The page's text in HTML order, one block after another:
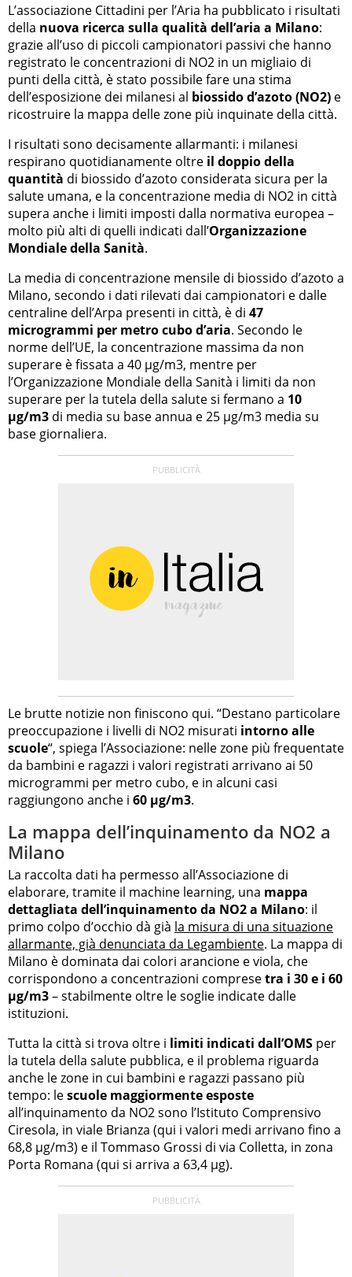
L’associazione Cittadini per l’Aria ha pubblicato i risultati
della nuova ricerca sulla qualità dell’aria a Milano:
grazie all’uso di piccoli campionatori passivi che hanno
registrato le concentrazioni di NO2 in un migliaio di
punti della città, è stato possibile fare una stima
dell’esposizione dei milanesi al biossido d’azoto (NO2) e
ricostruire la mappa delle zone più inquinate della città.
I risultati sono decisamente allarmanti: i milanesi
respirano quotidianamente oltre il doppio della
quantità di biossido d’azoto considerata sicura per la
salute umana, e la concentrazione media di NO2 in città
supera anche i limiti imposti dalla normativa europea –
molto più alti di quelli indicati dall’Organizzazione
Mondiale della Sanità.
La media di concentrazione mensile di biossido d’azoto a
Milano, secondo i dati rilevati dai campionatori e dalle
centraline dell’Arpa presenti in città, è di 47
microgrammi per metro cubo d’aria. Secondo le
norme dell’UE, la concentrazione massima da non
superare è fissata a 40 µg/m3, mentre per
l’Organizzazione Mondiale della Sanità i limiti da non
superare per la tutela della salute si fermano a 10
µg/m3 di media su base annua e 25 µg/m3 media su
base giornaliera.
Le brutte notizie non finiscono qui. “Destano particolare
preoccupazione i livelli di NO2 misurati intorno alle
scuole“, spiega l’Associazione: nelle zone più frequentate
da bambini e ragazzi i valori registrati arrivano ai 50
microgrammi per metro cubo, e in alcuni casi
raggiungono anche i 60 µg/m3.
La mappa dell’inquinamento da NO2 a
Milano
La raccolta dati ha permesso all’Associazione di
elaborare, tramite il machine learning, una mappa
dettagliata dell’inquinamento da NO2 a Milano: il
primo colpo d’occhio dà già la misura di una situazione
allarmante, già denunciata da Legambiente. La mappa di
Milano è dominata dai colori arancione e viola, che
corrispondono a concentrazioni compresetra i 30 e i 60
µg/m3– stabilmente oltre le soglie indicate dalle
istituzioni.
Tutta la città si trova oltre i limiti indicati dall’OMS per
la tutela della salute pubblica, e il problema riguarda
anche le zone in cui bambini e ragazzi passano più
tempo: lescuole maggiormente esposte
all’inquinamento da NO2 sono l’Istituto Comprensivo
Ciresola, in viale Brianza (qui i valori medi arrivano fino a
68,8 µg/m3) e il Tommaso Grossi di via Colletta, in zona
Porta Romana (qui si arriva a 63,4 µg).